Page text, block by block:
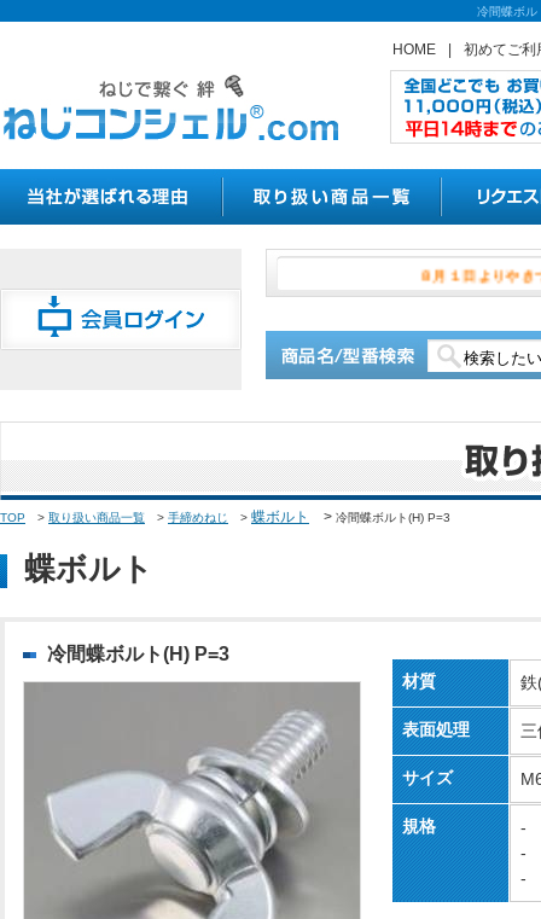
冷間蝶ボル
HOME 初めてご利
８月１日
TOP > 取り扱い商品一覧 > 手締めねじ > 蝶ボルト > 冷間蝶ボルト(H) P=3
蝶ボルト
冷間蝶ボルト(H) P=3
材質 鉄
表面処理
サイズ
規格
-
-
-